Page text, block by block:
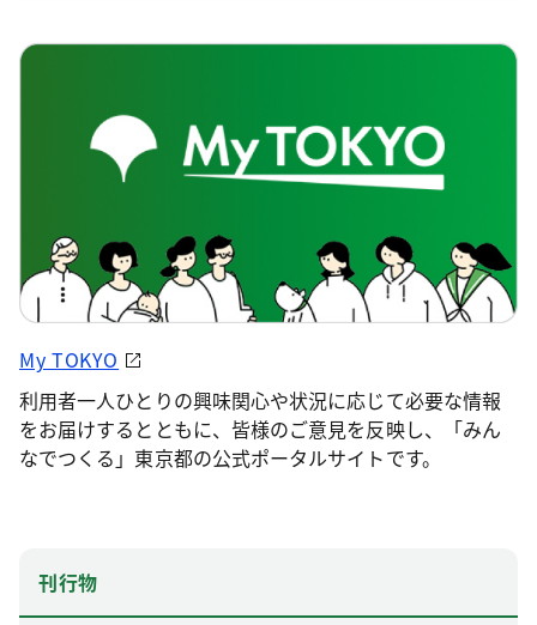
My TOKYO
利用者一人ひとりの興味関心や状況に応じて必要な情報
をお届けするとともに、皆様のご意見を反映し、「みん
なでつくる」東京都の公式ポータルサイトです。
刊行物